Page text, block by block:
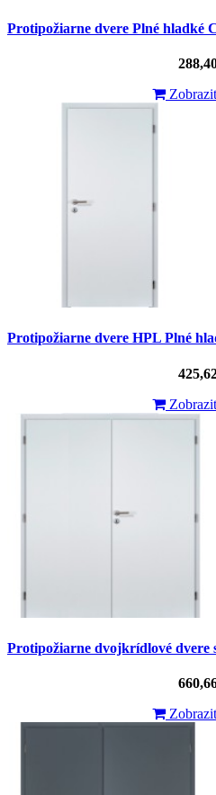
Protipožiarne dvere Plné hladké
Protipožiarne dvere HPL Plné
Protipožiarne dvojkrídlové dvere